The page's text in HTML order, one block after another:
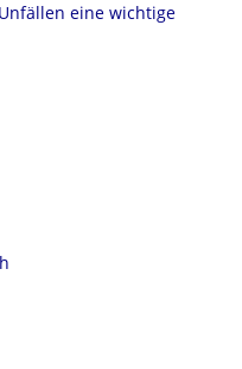
eine wichtige